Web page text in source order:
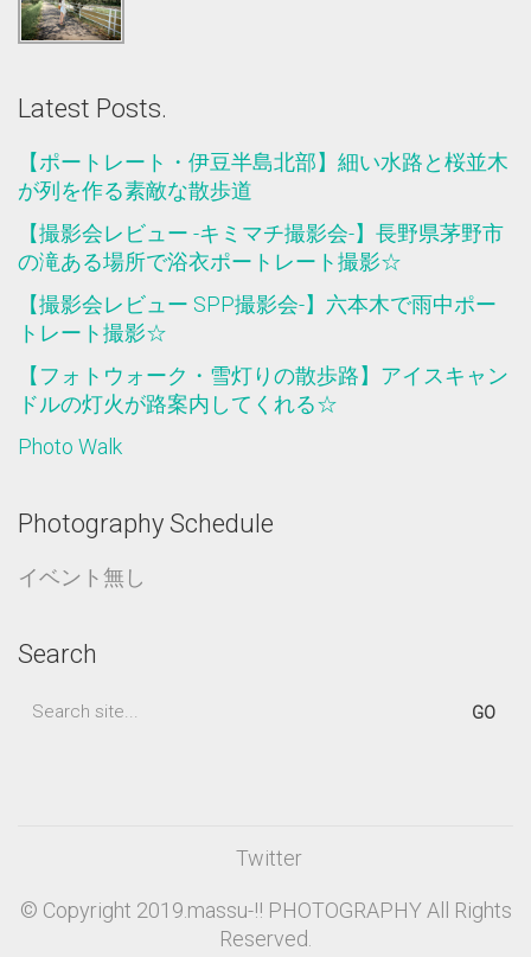
Latest Posts.
【ポートレート・伊豆半島北部】細い水路と桜並木
が列を作る素敵な散歩道
【撮影会レビュー -キミマチ撮影会-】長野県茅野市
の滝ある場所で浴衣ポートレート撮影☆
【撮影会レビュー SPP撮影会-】六本木で雨中ポー
トレート撮影☆
【フォトウォーク・雪灯りの散歩路】アイスキャン
ドルの灯火が路案内してくれる☆
Photo Walk
Photography Schedule
イベント無し
Search
Search
Twitter
© Copyright 2019.massu-!! PHOTOGRAPHY All Rights
Reserved.